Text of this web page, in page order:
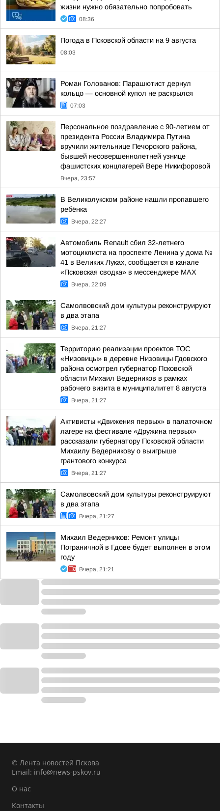
жизни нужно обязательно попробовать
08:36
Погода в Псковской области на 9 августа
08:03
Роман Голованов: Парашютист дернул
кольцо — основной купол не раскрылся
07:03
Персональное поздравление с 90-летием от
президента России Владимира Путина
вручили жительнице Печорского района,
бывшей несовершеннолетней узнице
фашистских концлагерей Вере Никифоровой
Вчера, 23:57
В Великолукском районе нашли пропавшего
ребёнка
Вчера, 22:27
Автомобиль Renault сбил 32-летнего
мотоциклиста на проспекте Ленина у дома №
41 в Великих Луках, сообщается в канале
«Псковская сводка» в мессенджере MAX
Вчера, 22:09
Самолвовский дом культуры реконструируют
в два этапа
Вчера, 21:27
Территорию реализации проектов ТОС
«Низовицы» в деревне Низовицы Гдовского
района осмотрел губернатор Псковской
области Михаил Ведерников в рамках
рабочего визита в муниципалитет 8 августа
Вчера, 21:27
Активисты «Движения первых» в палаточном
лагере на фестивале «Дружина первых»
рассказали губернатору Псковской области
Михаилу Ведерникову о выигрыше
грантового конкурса
Вчера, 21:27
Самолвовский дом культуры реконструируют
в два этапа
Вчера, 21:27
Михаил Ведерников: Ремонт улицы
Пограничной в Гдове будет выполнен в этом
году
Вчера, 21:21
© Лента новостей Пскова
Email: info@news-pskov.ru
О нас
Контакты